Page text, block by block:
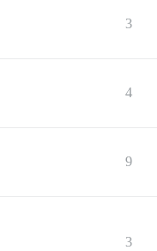
3
4
9
3